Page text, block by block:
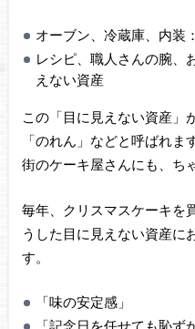
オーブン、冷蔵庫、内装
レシピ、職人さんの腕、
えない資産
この「目に見えない資産」
「のれん」などと呼ばれます
街のケーキ屋さんにも、ち
毎年、クリスマスケーキを
うした目に見えない資産に
す。
「味の安定感」
「記念日を任せても恥ず